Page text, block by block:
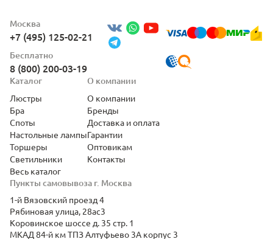
Москва
+7 (495) 125-02-21
Бесплатно
8 (800) 200-03-19
Пункты самовывоза г. Москва
1-й Вязовский проезд 4
Рябиновая улица, 28ас3
Коровинское шоссе д. 35 стр. 1
МКАД 84-й км ТПЗ Алтуфьево 3А корпус 3
Каталог
Люстры
Бра
Споты
Настольные лампы
Торшеры
Светильники
Весь каталог
О компании
О компании
Бренды
Доставка и оплата
Гарантии
Оптовикам
Контакты